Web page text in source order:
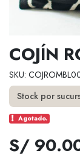
COJÍN
SKU:
Stock por
Agotado.
S/